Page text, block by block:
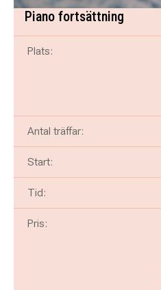
Piano fortsättning
Plats:
Antal träffar:
Start:
Tid:
Pris: